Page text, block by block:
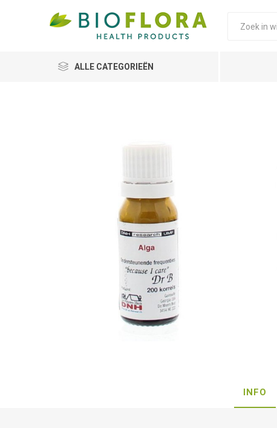
ALLE CATEGORIEËN
INFO